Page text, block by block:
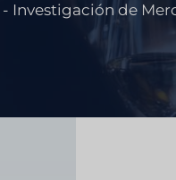
tecnología financiera
Prueba de
- Investigación de